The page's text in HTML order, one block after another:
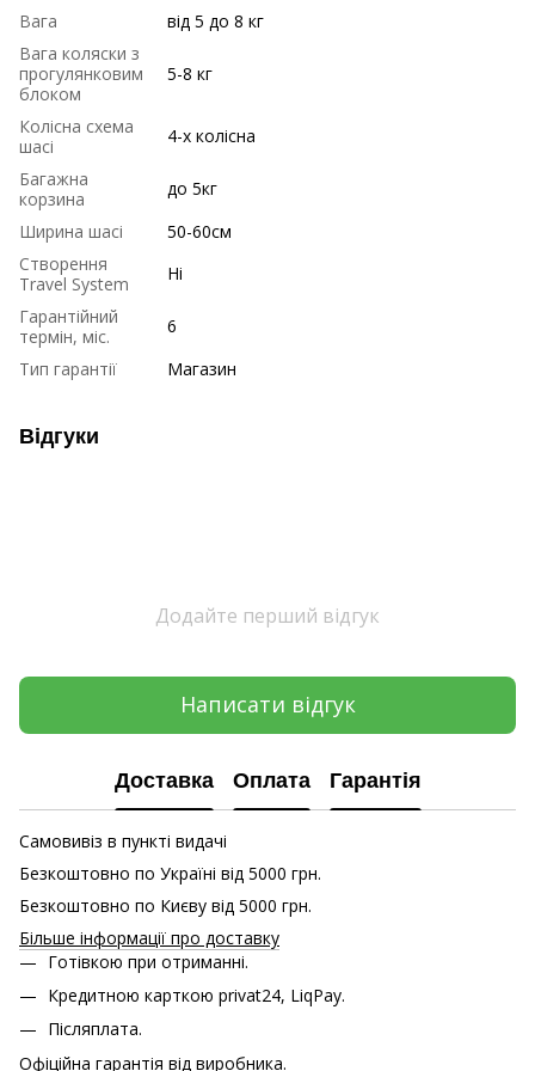
Вага
від 5 до 8 кг
Вага коляски з
прогулянковим
блоком
5-8 кг
Колісна схема
шасі
4-х колісна
Багажна
корзина
до 5кг
Ширина шасі
50-60см
Створення
Travel System
Ні
Гарантійний
термін, міс.
6
Тип гарантії
Магазин
Відгуки
Додайте перший відгук
Написати відгук
Доставка Оплата Гарантія
Самовивіз в пункті видачі
Безкоштовно по Україні від 5000 грн.
Безкоштовно по Києву від 5000 грн.
Більше інформації про доставку
Готівкою при отриманні.
Кредитною карткою privat24, LiqPay.
Післяплата.
Офіційна гарантія від виробника.